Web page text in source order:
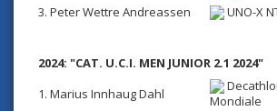
3. Peter Wettre Andreassen
UNO-X
2024: "CAT. U.C.I. MEN JUNIOR 2.1 2024"
1. Marius Innhaug Dahl
Mondiale